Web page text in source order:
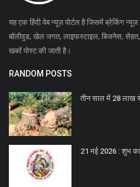
यह एक हिंदी वेब न्यूज़ पोर्टल है जिसमें ब्रेकिंग
बॉलीवुड, खेल जगत, लाइफस्टाइल, बिजनेस, सेहत,
खबरें पोस्ट की जाती है।
RANDOM POSTS
तीन साल में 28 लाख
21 मई 2026 : शुभ